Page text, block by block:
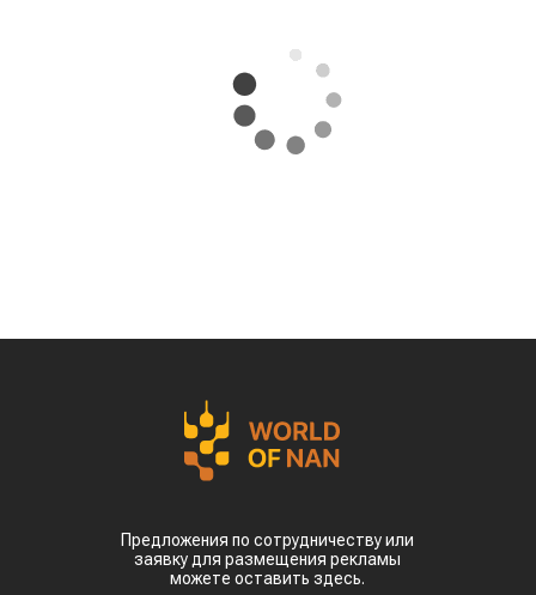
Предложения по сотрудничеству или
заявку для размещения рекламы
можете оставить здесь.